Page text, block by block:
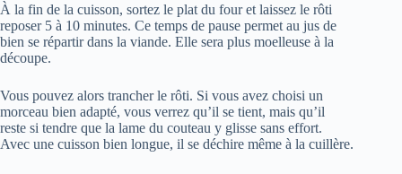
À la fin de la cuisson, sortez le plat du four et laissez le rôti
reposer 5 à 10 minutes. Ce temps de pause permet au jus de
bien se répartir dans la viande. Elle sera plus moelleuse à la
découpe.
Vous pouvez alors trancher le rôti. Si vous avez choisi un
morceau bien adapté, vous verrez qu’il se tient, mais qu’il
reste si tendre que la lame du couteau y glisse sans effort.
Avec une cuisson bien longue, il se déchire même à la cuillère.